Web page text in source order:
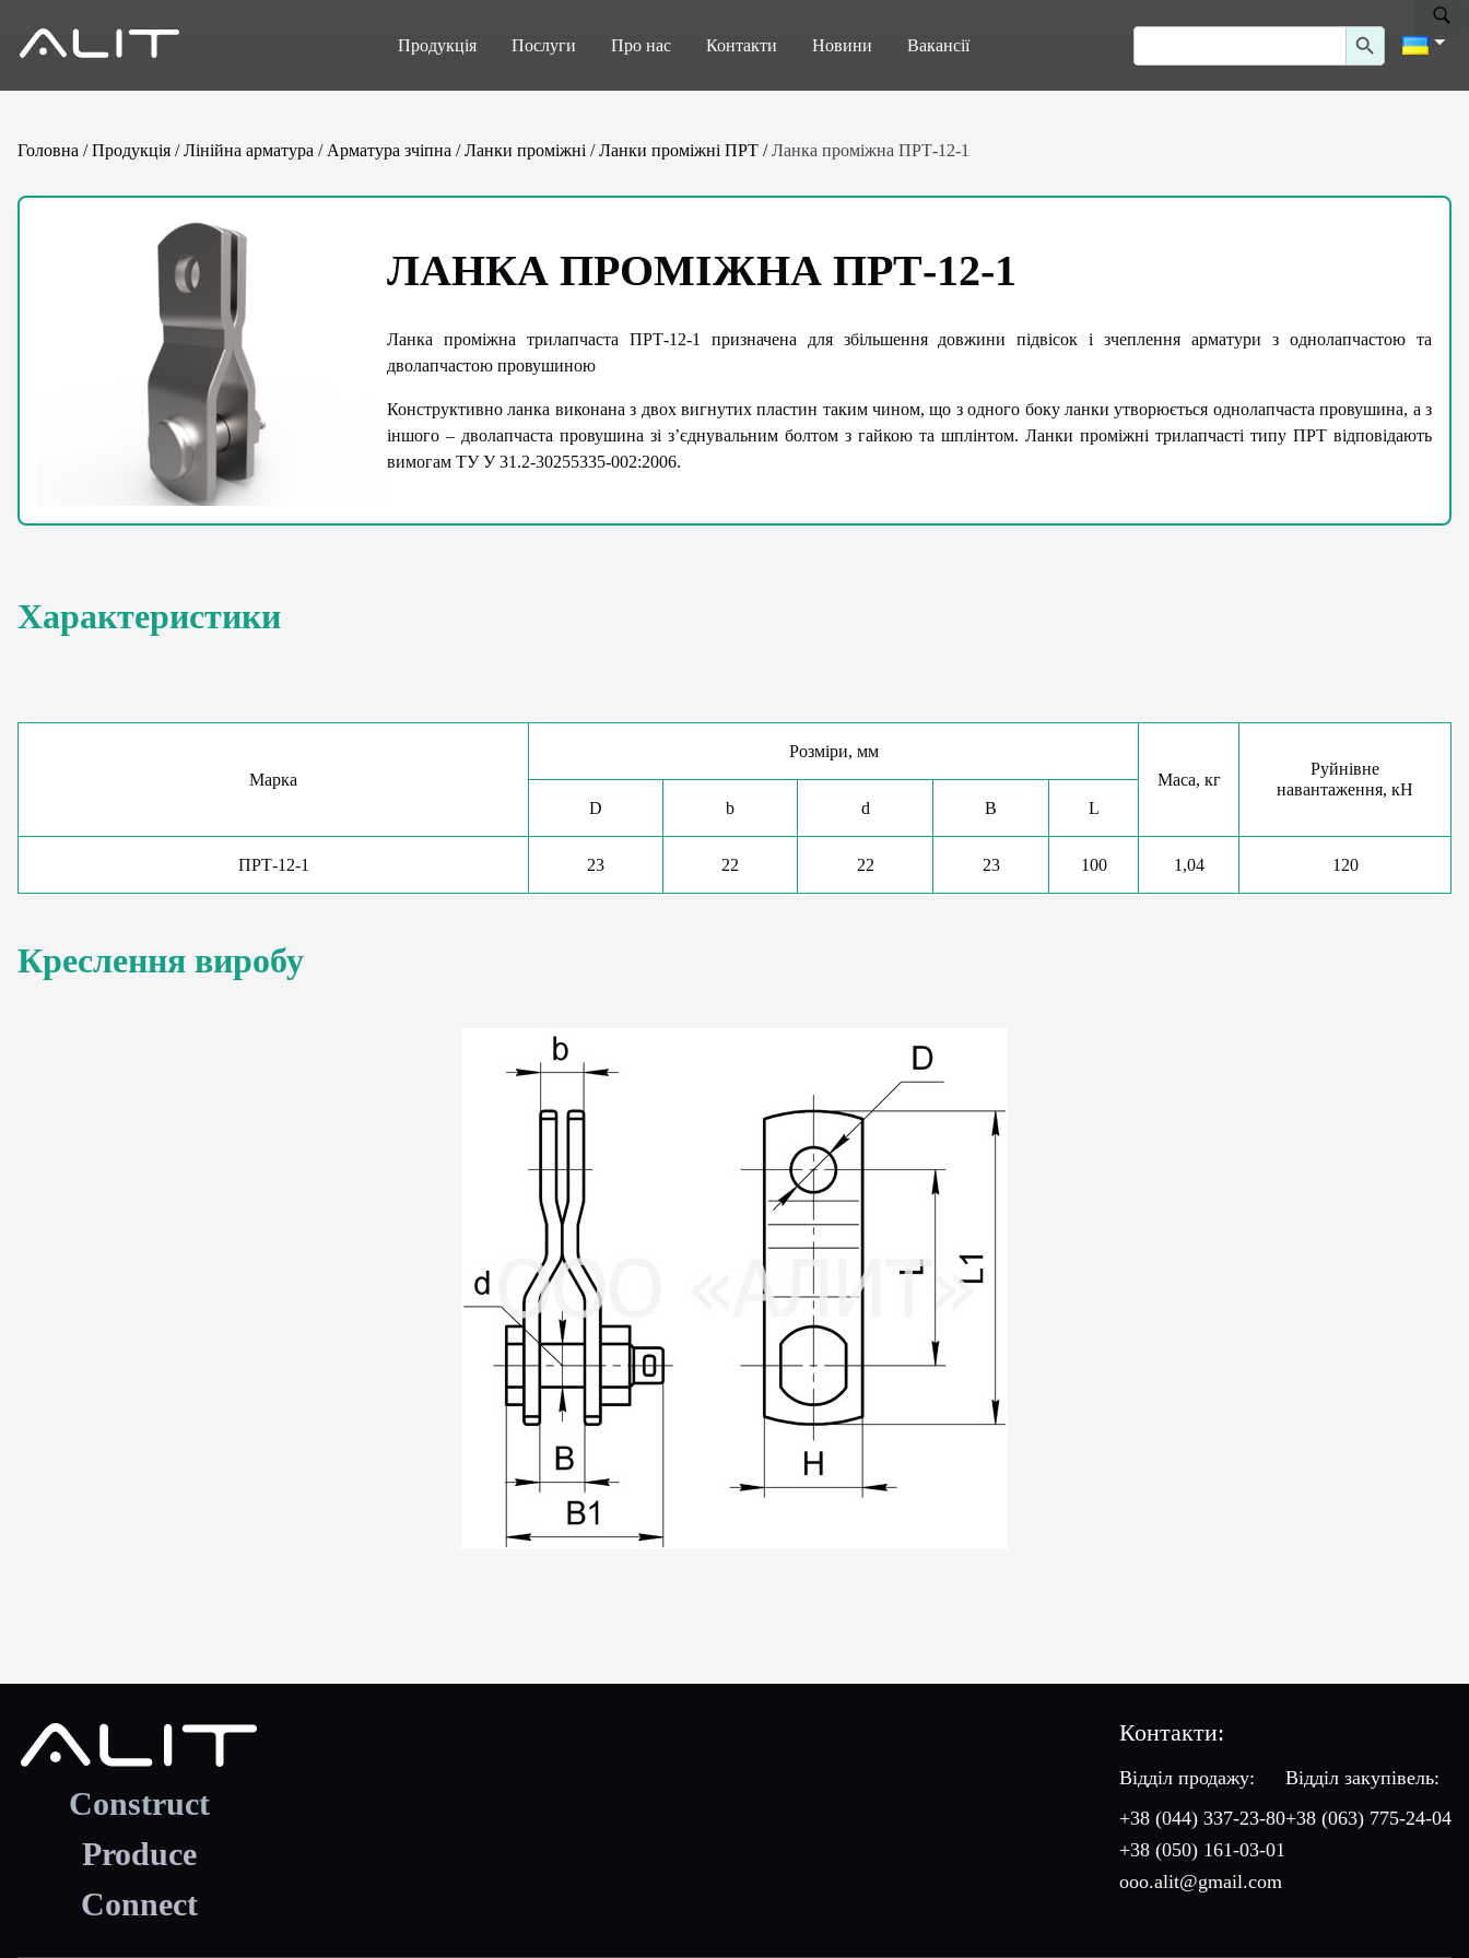
Продукція Послуги Про нас Контакти Новини Вакансії
Search
Search Button
Головна /Продукція /Лінійна арматура / Арматура зчіпна /Ланки проміжні /Ланки проміжні ПРТ /Ланка проміжна ПРТ-12-1
ЛАНКА ПРОМІЖНА ПРТ-12-1
Ланка проміжна трилапчаста ПРТ-12-1 призначена для збільшення довжини підвісок і зчеплення арматури з однолапчастою та
дволапчастою провушиною
Конструктивно ланка виконана з двох вигнутих пластин таким чином, що з одного боку ланки утворюється однолапчаста провушина, а з
іншого – дволапчаста провушина зі з’єднувальним болтом з гайкою та шплінтом. Ланки проміжні трилапчасті типу ПРТ відповідають
вимогам ТУ У 31.2-30255335-002:2006.
Характеристики
Марка
Розміри, мм
Маса, кг
Руйнівне
навантаження, кН
D
b d B L
ПРТ-12-1 23 22 22 23 100 1,04 120
Креслення виробу
Construct
Produce
Connect
Контакти:
Відділ продажу:
+38 (044) 337-23-80
+38 (050) 161-03-01
ooo.alit@gmail.com
Відділ закупівель:
+38 (063) 775-24-04